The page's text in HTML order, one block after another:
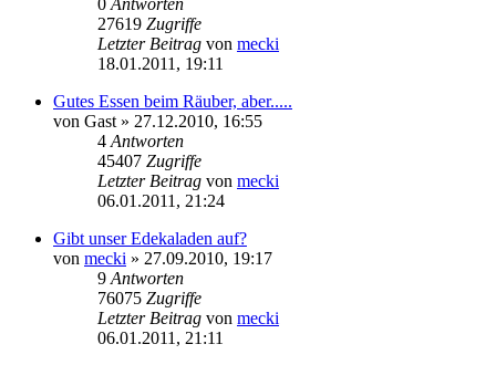
0 Antworten
27619 Zugriffe
Letzter Beitrag von mecki
18.01.2011, 19:11
Gutes Essen beim Räuber, aber.....
von Gast » 27.12.2010, 16:55
4 Antworten
45407 Zugriffe
Letzter Beitrag von mecki
06.01.2011, 21:24
Gibt unser Edekaladen auf?
von mecki » 27.09.2010, 19:17
9 Antworten
76075 Zugriffe
Letzter Beitrag von mecki
06.01.2011, 21:11